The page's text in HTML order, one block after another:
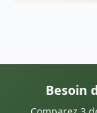
Besoin